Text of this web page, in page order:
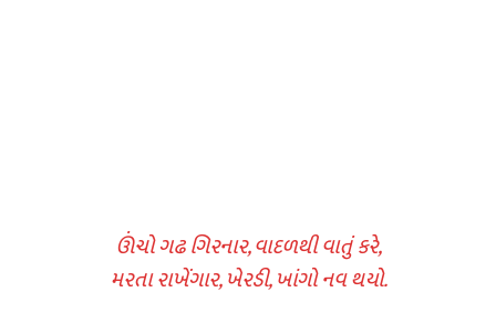
ઊંચો ગઢ ગિરનાર, વાદળથી વાતું કરે,
મરતા રાખેંગાર, ખેરડી, ખાંગો નવ થયો.